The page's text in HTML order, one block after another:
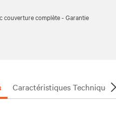
couverture complète - Garantie
Caractéristiques Techniques